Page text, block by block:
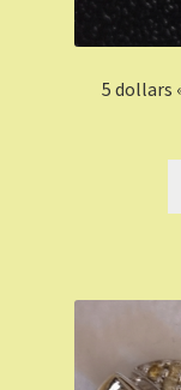
5 dollars